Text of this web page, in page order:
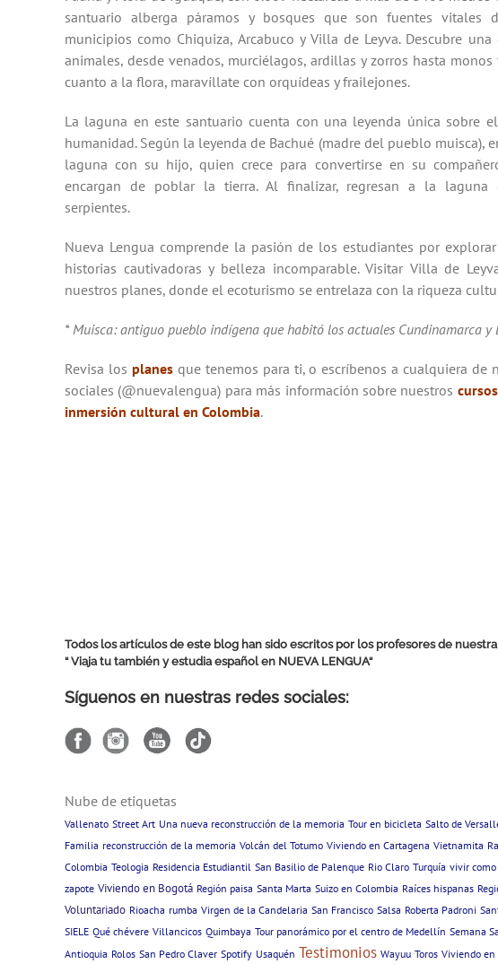
santuario alberga páramos y bosques que son fuentes vitales
municipios como Chiquiza, Arcabuco y Villa de Leyva. Descubre
animales, desde venados, murciélagos, ardillas y zorros hasta monos
cuanto a la flora, maravíllate con orquídeas y frailejones.
La laguna en este santuario cuenta con una leyenda única sobre
humanidad. Según la leyenda de Bachué (madre del pueblo muisca),
laguna con su hijo, quien crece para convertirse en su
encargan de poblar la tierra. Al finalizar, regresan a la laguna
serpientes.
Nueva Lengua comprende la pasión de los estudiantes por
historias cautivadoras y belleza incomparable. Visitar Villa de
nuestros planes, donde el ecoturismo se entrelaza con la riqueza
* Muisca: antiguo pueblo indígena que habitó los actuales Cundinamarca y
Revisa los planesque tenemos para ti, o escríbenos a cualquiera de
sociales (@nuevalengua) para más información sobre nuestros
inmersión cultural en Colombia.
Todos los artículos de este blog han sido escritos por los profesores de
“ Viaja tu también y estudia español en NUEVA LENGUA“
Síguenos en nuestras redes sociales:
Nube de etiquetas
Vallenato Street Art Una nueva reconstrucción de la memoria Tour en bicicleta Salto de
Familia reconstrucción de la memoria Volcán del Totumo Viviendo en Cartagena Vietnamita
Colombia Teologia Residencia Estudiantil San Basilio de Palenque Rio Claro Turquía vivir
zapote Viviendo en Bogotá Región paisa Santa Marta Suizo en Colombia Raíces hispanas
Voluntariado Rioacha rumba Virgen de la Candelaria San Francisco Salsa Roberta Padroni
SIELE Qué chévere Villancicos Quimbaya Tour panorámico por el centro de Medellín Semana
Antioquia Rolos San Pedro Claver Spotify Usaquén Testimonios Wayuu Toros Viviendo